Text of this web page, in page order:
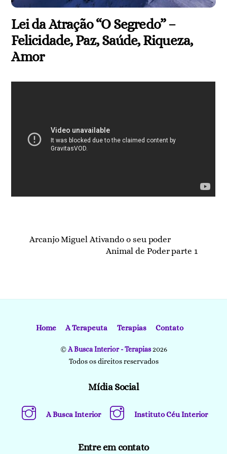
Lei da Atração “O Segredo” –
Felicidade, Paz, Saúde, Riqueza,
Amor
Arcanjo Miguel Ativando o seu poder
Animal de Poder parte 1
Home A Terapeuta Terapias Contato
©A Busca Interior - Terapias2026
Todos os direitos reservados
Mídia Social
A Busca Interior Instituto Céu Interior
Entre em contato